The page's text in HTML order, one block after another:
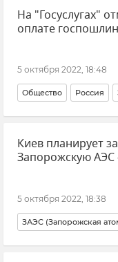
На "Госуслугах"
оплате госпошлин
5 октября 2022, 18:48
Общество Россия
Киев планирует
Запорожскую АЭС
5 октября 2022, 18:38
ЗАЭС (Запорожская
Запорожская область